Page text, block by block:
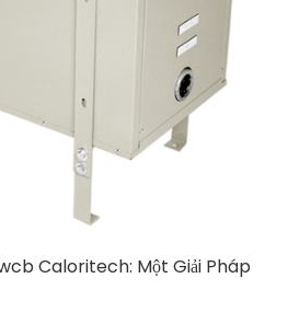
Caloritech: Một Giải Pháp